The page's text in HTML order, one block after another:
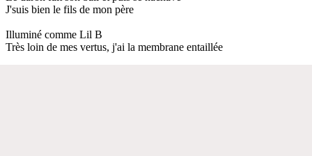
J'suis bien le fils de mon père
Illuminé comme Lil B
Très loin de mes vertus, j'ai la membrane entaillée